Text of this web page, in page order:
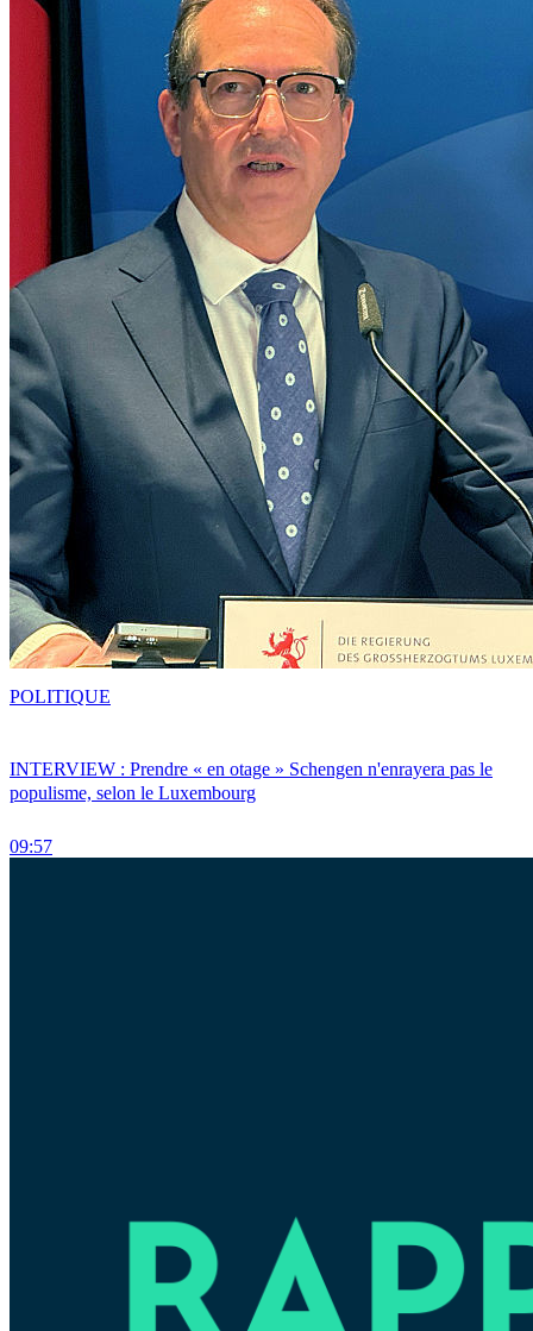
INTERVIEW : Prendre « en otage » Schengen n'enrayera pas le
populisme, selon le Luxembourg
09:57
POLITIQUE